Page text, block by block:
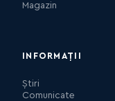
Magazin
INFORMAȚII
Știri
Comunicate